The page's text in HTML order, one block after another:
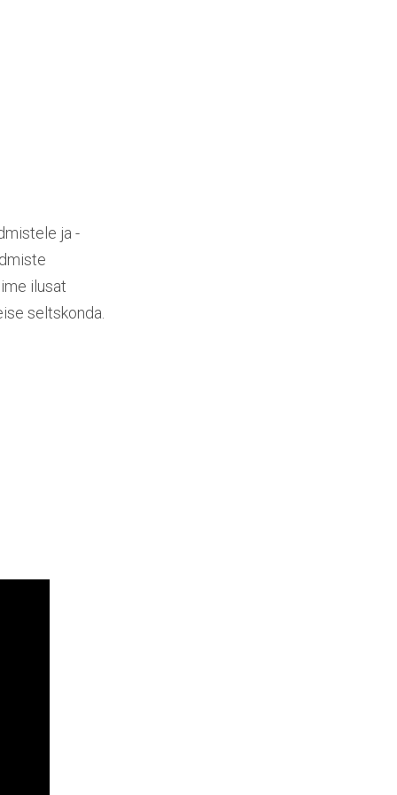
ja -
ilusat
seltskonda.